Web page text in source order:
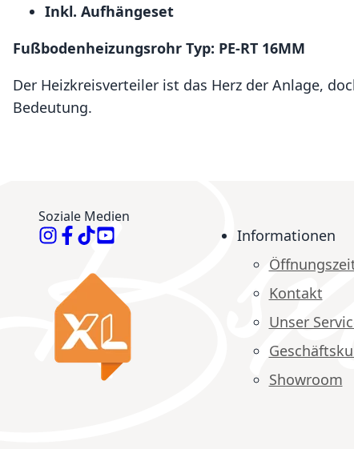
Inkl. Aufhängeset
Fußbodenheizungsrohr Typ: PE-RT 16MM
Der Heizkreisverteiler ist das Herz der Anlage,
Bedeutung.
Soziale Medien
Informationen
Kontakt
Unser
Showroom